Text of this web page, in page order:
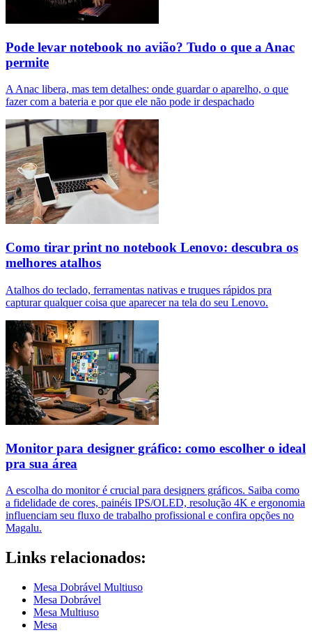
Pode levar notebook no avião? Tudo o que a Anac
permite
A Anac libera, mas tem detalhes: onde guardar o aparelho, o que
fazer com a bateria e por que ele não pode ir despachado
Como tirar print no notebook Lenovo: descubra os
melhores atalhos
Atalhos do teclado, ferramentas nativas e truques rápidos pra
capturar qualquer coisa que aparecer na tela do seu Lenovo.
Monitor para designer gráfico: como escolher o ideal
pra sua área
A escolha do monitor é crucial para designers gráficos. Saiba como
a fidelidade de cores, painéis IPS/OLED, resolução 4K e ergonomia
influenciam seu fluxo de trabalho profissional e confira opções no
Magalu.
Links relacionados:
Mesa Dobrável Multiuso
Mesa Dobrável
Mesa Multiuso
Mesa